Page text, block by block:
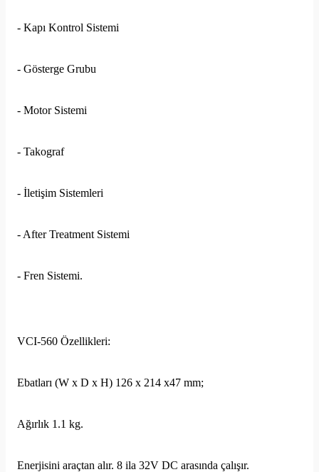
- Kapı Kontrol Sistemi
- Gösterge Grubu
- Motor Sistemi
- Takograf
- İletişim Sistemleri
- After Treatment Sistemi
- Fren Sistemi.
VCI-560 Özellikleri:
Ebatları (W x D x H) 126 x 214 x47 mm;
Ağırlık 1.1 kg.
Enerjisini araçtan alır. 8 ila 32V DC arasında çalışır.